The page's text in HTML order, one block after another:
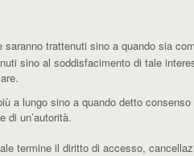
trattenuti sino a quando sia
sino al soddisfacimento di tale
a lungo sino a quando detto
di un’autorità.
termine il diritto di accesso,